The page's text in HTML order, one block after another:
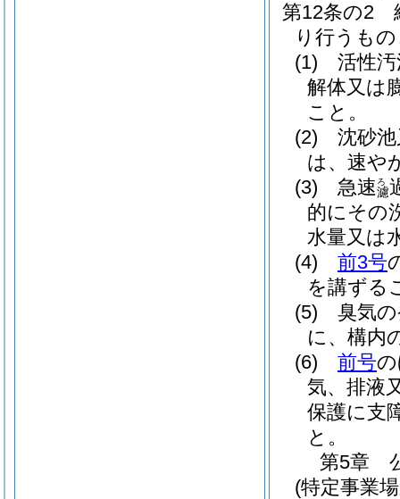
第12条の2
り行うも
(1)
活性
解体又は
こと。
(2)
沈砂
は、速や
(3)
急速濾
ろ
的にその
水量又は
(4)
前3号
を講ずる
(5)
臭気
に、構内
(6)
前号
気、排液
保護に支
と。
第5章
(特定事業